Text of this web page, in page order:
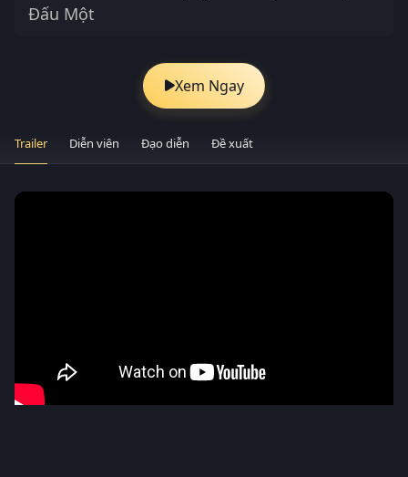
Đấu Một
Xem Ngay
Trailer Diễn viên Đạo diễn Đề xuất